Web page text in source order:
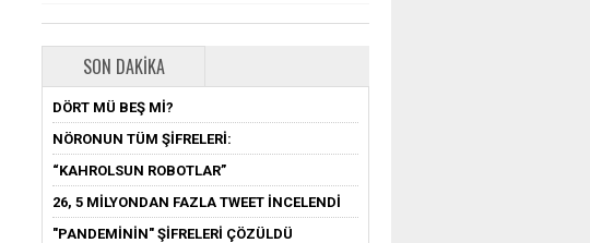
SON DAKIKA
DÖRT MÜ BEŞ Mİ?
NÖRONUN TÜM ŞİFRELERİ:
“KAHROLSUN ROBOTLAR”
26, 5 MİLYONDAN FAZLA TWEET İNCELENDİ
"PANDEMİNİN" ŞİFRELERİ ÇÖZÜLDÜ